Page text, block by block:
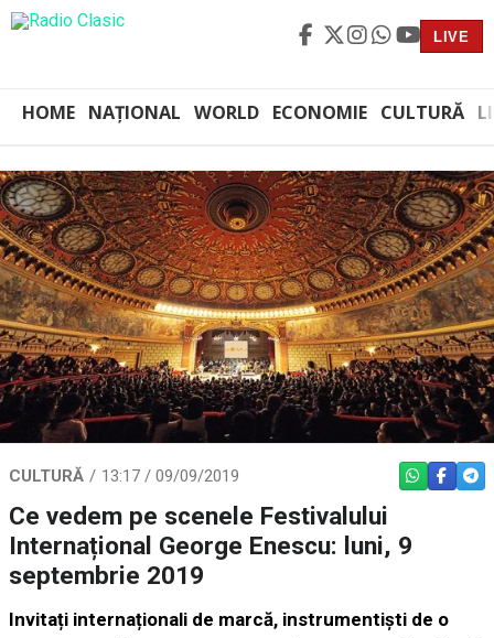
LIVE
HOME NAȚIONAL WORLD ECONOMIE CULTURĂ
CULTURĂ 13:17 / 09/09/2019 WHATSAPP
Ce vedem pe scenele Festivalului
Internațional George Enescu: luni, 9
septembrie 2019
Invitați internaționali de marcă, instrumentiști de o